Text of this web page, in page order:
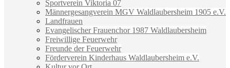
Sportverein Viktoria 07
Männergesangverein MGV Waldlaubersheim 1905 e.V.
Landfrauen
Evangelischer Frauenchor 1987 Waldlaubersheim
Freiwillige Feuerwehr
Freunde der Feuerwehr
Förderverein Kinderhaus Waldlaubersheim e.V.